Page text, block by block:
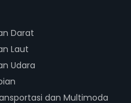
Darat
Laut
Udara
dan Multimoda